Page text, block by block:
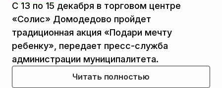
С 13 по 15 декабря в торговом центре
«Солис» Домодедово пройдет
традиционная акция «Подари мечту
ребенку», передает пресс-служба
администрации муниципалитета.
Читать полностью